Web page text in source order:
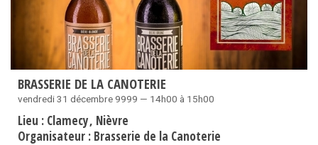
BRASSERIE DE LA CANOTERIE
vendredi 31 décembre 9999 — 14h00 à 15h00
Lieu : Clamecy Nièvre
Organisateur : Brasserie de la Canoterie